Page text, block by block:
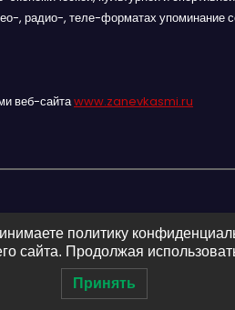
, радио-, теле-форматах упоминание
веб-сайтаwww.zanevkasmi.ru
политику
Продолжая
Принять